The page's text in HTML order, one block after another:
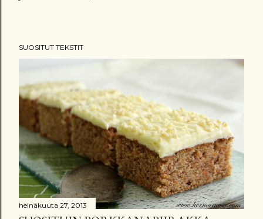
e
ä
k
m
m
e
n
t
t
SUOSITUT TEKSTIT
heinäkuuta 27, 2013